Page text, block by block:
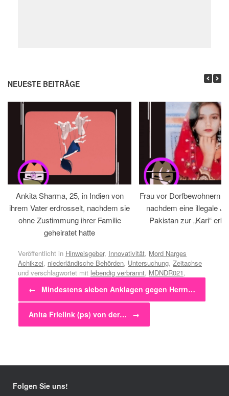
NEUESTE BEITRÄGE
Ankita Sharma, 25, in Indien von
ihrem Vater erdrosselt, nachdem sie
ohne Zustimmung ihrer Familie
geheiratet hatte
Frau vor Dorfbewohnern
nachdem eine illegale
Pakistan zur „Kari“
Veröffentlicht in Hinweisgeber, Innovativität, Mord Narges
Achikzei, niederländische Behörden, Untersuchung, Zeitachse
und verschlagwortet mit lebendig verbrannt, MDNDR021,
Beitragsnavigation
← Mindestens sieben Anklagen gegen Herrn…
Anita Frielink (ps) von der… →
Folgen Sie uns!